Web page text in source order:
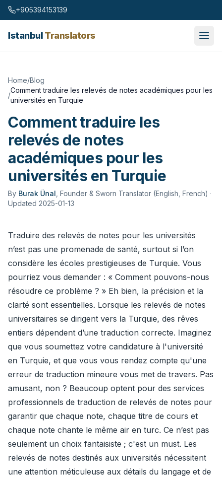
Skip to content
+905394153139
IstanbulTranslators
Home/Blog
/
Comment traduire les relevés de notes académiques pour les
universités en Turquie
Comment traduire les
relevés de notes
académiques pour les
universités en Turquie
By Burak Ünal Founder & Sworn Translator (English, French) ·
Updated 2025-01-13
Traduire des relevés de notes pour les universités
n’est pas une promenade de santé, surtout si l’on
considère les écoles prestigieuses de Turquie. Vous
pourriez vous demander : « Comment pouvons-nous
résoudre ce problème ? » Eh bien, la précision et la
clarté sont essentielles. Lorsque les relevés de notes
universitaires se dirigent vers la Turquie, des rêves
entiers dépendent d’une traduction correcte. Imaginez
que vous soumettez votre candidature à l'université
en Turquie, et que vous vous rendez compte qu'une
erreur de traduction mineure vous met de travers. Pas
amusant, non ? Beaucoup optent pour des services
professionnels de traduction de relevés de notes pour
garantir que chaque note, chaque titre de cours et
chaque note chante le même air en turc. Ce n’est pas
seulement un choix fantaisiste ; c'est un must. Les
relevés de notes destinés aux universités nécessitent
une attention méticuleuse aux détails du langage et de